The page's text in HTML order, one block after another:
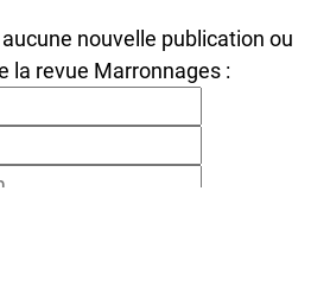
nouvelle publication ou
la revue Marronnages :